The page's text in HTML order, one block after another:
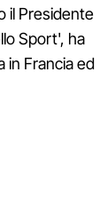
il Presidente
Sport', ha
in Francia ed